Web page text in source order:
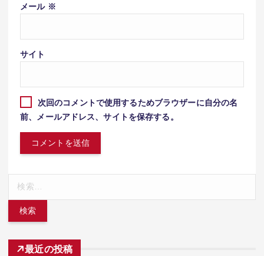
メール ※
サイト
次回のコメントで使用するためブラウザーに自分の名
前、メールアドレス、サイトを保存する。
最近の投稿